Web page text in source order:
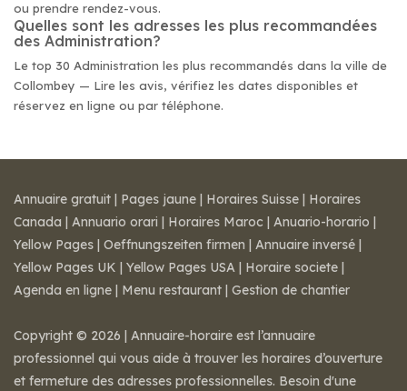
ou prendre rendez-vous.
Quelles sont les adresses les plus recommandées
des Administration?
Le top 30 Administration les plus recommandés dans la ville de
Collombey — Lire les avis, vérifiez les dates disponibles et
réservez en ligne ou par téléphone.
Annuaire gratuit | Pages jaune | Horaires Suisse | Horaires
Canada | Annuario orari | Horaires Maroc | Anuario-horario |
Yellow Pages | Oeffnungszeiten firmen | Annuaire inversé |
Yellow Pages UK | Yellow Pages USA | Horaire societe |
Agenda en ligne | Menu restaurant | Gestion de chantier
Copyright © 2026 | Annuaire-horaire est l’annuaire
professionnel qui vous aide à trouver les horaires d’ouverture
et fermeture des adresses professionnelles. Besoin d'une